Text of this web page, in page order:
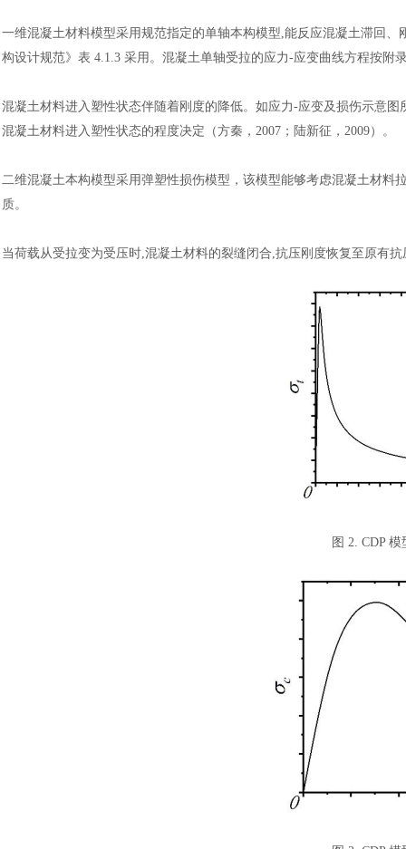
一维混凝土材料模型采用规范指定的单轴本构模型,能反应混凝土滞回、
构设计规范》表 4.1.3 采用。混凝土单轴受拉的应力-应变曲线方程按附
混凝土材料进入塑性状态伴随着刚度的降低。如应力-应变及损伤示意图
混凝土材料进入塑性状态的程度决定（方秦，2007；陆新征，2009）。
二维混凝土本构模型采用弹塑性损伤模型，该模型能够考虑混凝土材
质。
当荷载从受拉变为受压时,混凝土材料的裂缝闭合,抗压刚度恢复至原有
图 2. CDP
汽车交通